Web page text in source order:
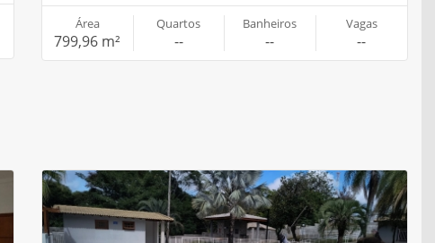
Área
799,96 m²
Quartos
--
Banheiros
--
Vagas
--